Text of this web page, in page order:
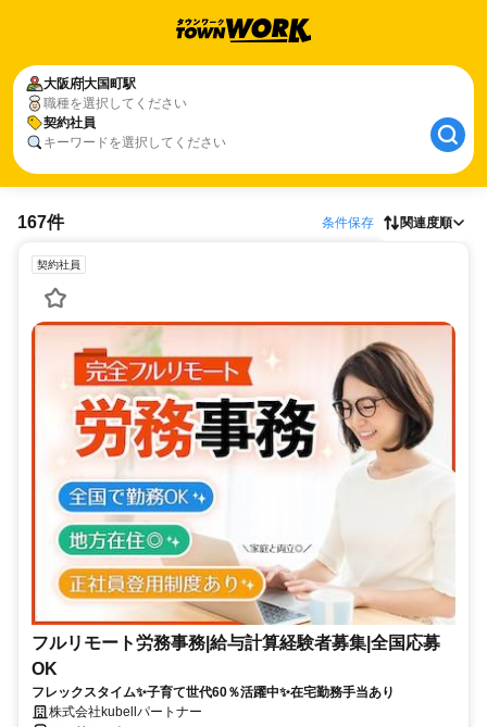
大阪府大国町駅
職種を選択してください
契約社員
キーワードを選択してください
167件 条件保存 関連度順
契約社員
フルリモート労務事務|給与計算経験者募集|全国応募
OK
フレックスタイム✨子育て世代60％活躍中✨在宅勤務手当あり
株式会社kubellパートナー